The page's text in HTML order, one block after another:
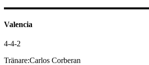
Valencia
4-4-2
Tränare:Carlos Corberan